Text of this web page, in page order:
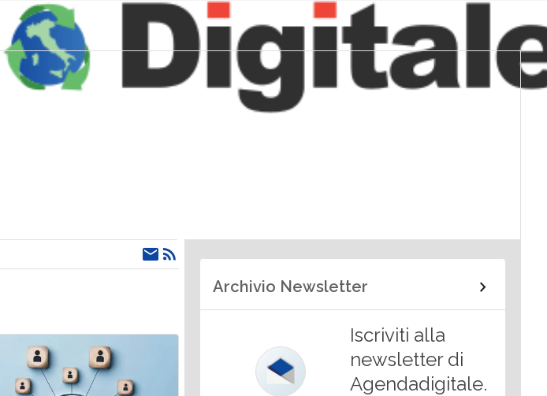
Archivio Newsletter
Iscriviti alla
newsletter di
Agendadigitale.